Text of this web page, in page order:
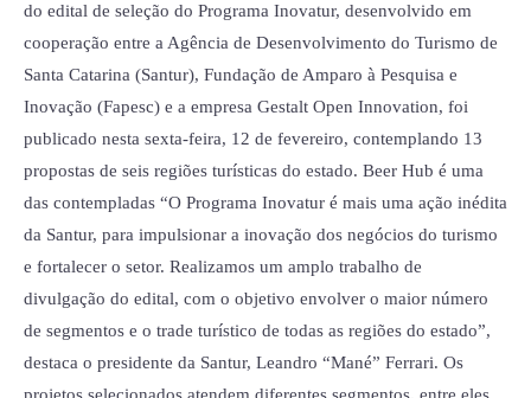
do edital de seleção do Programa Inovatur, desenvolvido em
cooperação entre a Agência de Desenvolvimento do Turismo de
Santa Catarina (Santur), Fundação de Amparo à Pesquisa e
Inovação (Fapesc) e a empresa Gestalt Open Innovation, foi
publicado nesta sexta-feira, 12 de fevereiro, contemplando 13
propostas de seis regiões turísticas do estado. Beer Hub é uma
das contempladas “O Programa Inovatur é mais uma ação inédita
da Santur, para impulsionar a inovação dos negócios do turismo
e fortalecer o setor. Realizamos um amplo trabalho de
divulgação do edital, com o objetivo envolver o maior número
de segmentos e o trade turístico de todas as regiões do estado”,
destaca o presidente da Santur, Leandro “Mané” Ferrari. Os